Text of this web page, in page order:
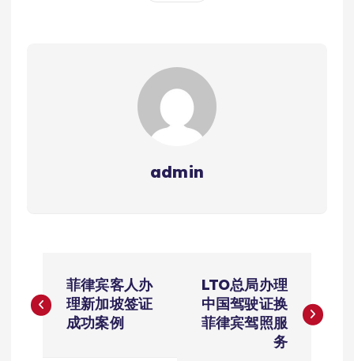
admin
章
菲律宾客人办
理新加坡签证
成功案例
LTO总局办理
中国驾驶证换
菲律宾驾照服
务